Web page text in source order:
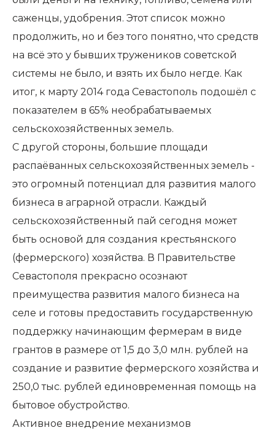
саженцы, удобрения. Этот список можно
продолжить, но и без того понятно, что средств
на всё это у бывших тружеников советской
системы не было, и взять их было негде. Как
итог, к марту 2014 года Севастополь подошёл с
показателем в 65% необрабатываемых
сельскохозяйственных земель.
С другой стороны, большие площади
распаёванных сельскохозяйственных земель -
это огромный потенциал для развития малого
бизнеса в аграрной отрасли. Каждый
сельскохозяйственный пай сегодня может
быть основой для создания крестьянского
(фермерского) хозяйства. В Правительстве
Севастополя прекрасно осознают
преимущества развития малого бизнеса на
селе и готовы предоставить государственную
поддержку начинающим фермерам в виде
грантов в размере от 1,5 до 3,0 млн. рублей на
создание и развитие фермерского хозяйства и
250,0 тыс. рублей единовременная помощь на
бытовое обустройство.
Активное внедрение механизмов